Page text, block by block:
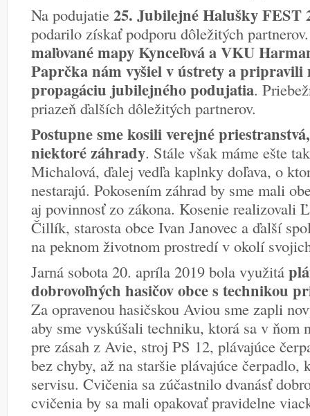
Na podujatie 25. Jubilejné Halušky FEST
podarilo získať podporu dôležitých
maľované mapy Kynceľová a VKU
Paprčka nám vyšiel v ústrety a
propagáciu jubilejného podujatia.
priazeň ďalších dôležitých partnerov.
Postupne sme kosili verejné
niektoré záhrady. Stále však máme ešte
Michalová, ďalej vedľa kaplnky doľava, o
nestarajú. Pokosením záhrad by sme mali
aj povinnosť zo zákona. Kosenie realizovali
Čillík, starosta obce Ivan Janovec a ďalší
na peknom životnom prostredí v okolí
Jarná sobota 20. apríla 2019 bola využitá
dobrovoľných hasičov obce s technikou
Za opravenou hasičskou Aviou sme zapli
aby sme vyskúšali techniku, ktorá sa v ňom
pre zásah z Avie, stroj PS 12, plávajúce
bez chyby, až na staršie plávajúce čerpadlo,
servisu. Cvičenia sa zúčastnilo dvanásť
cvičenia by sa mali opakovať pravidelne